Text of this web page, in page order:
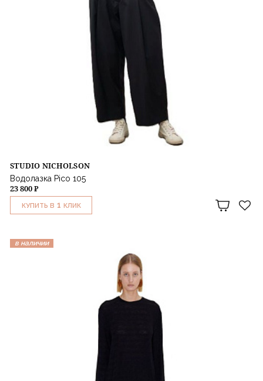
STUDIO NICHOLSON
Водолазка Pico 105
23 800 ₽
КУПИТЬ В 1 КЛИК
в наличии